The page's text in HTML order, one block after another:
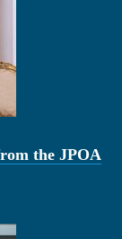
the JPOA